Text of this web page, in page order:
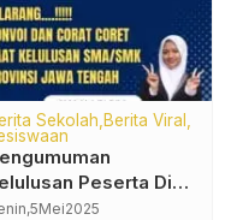
Berita Sekolah Berita Viral
Kegiatan Sekolah
Selamat dan sukses
atas prestasi yang
diraih siswa siswi SMA
Senin,21April